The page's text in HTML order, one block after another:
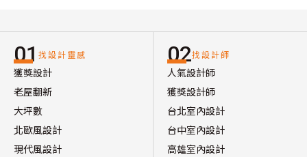
01 找設計靈感
獲獎設計
老屋翻新
大坪數
北歐風設計
現代風設計
02找設計師
人氣設計師
獲獎設計師
台北室內設計
台中室內設計
高雄室內設計